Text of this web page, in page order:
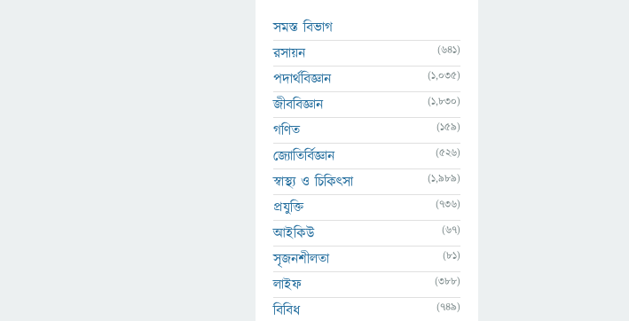
সমস্ত বিভাগ
রসায়ন
(641)
পদার্থবিজ্ঞান (1,035)
জীববিজ্ঞান (1,830)
গণিত (159)
জ্যোতির্বিজ্ঞান (526)
স্বাস্থ্য ও চিকিৎসা (1,989)
প্রযুক্তি (736)
আইকিউ (67)
সৃজনশীলতা (81)
লাইফ (388)
বিবিধ (749)